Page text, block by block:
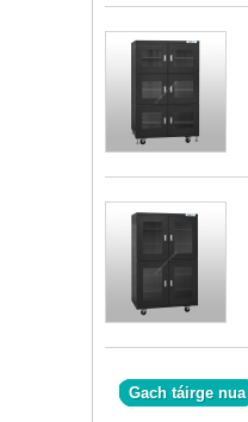
Gach táirge nua